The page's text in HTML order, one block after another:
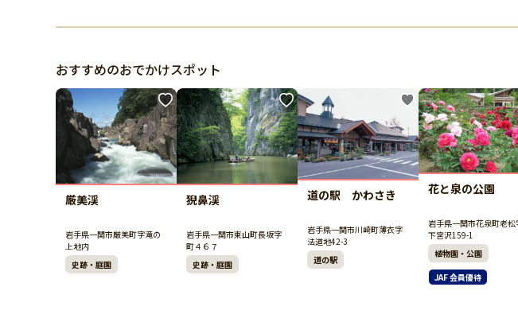
おすすめのおでかけスポット
厳美渓
岩手県一関市厳美町字滝の
上地内
史跡・庭園
猊鼻渓
岩手県一関市東山町長坂字
町４６７
史跡・庭園
道の駅 かわさき
岩手県一関市川崎町薄衣字
法道地42-3
道の駅
花と泉の公園
岩手県一関市花泉町老松
下宮沢159-1
植物園・公園
JAF 会員優待